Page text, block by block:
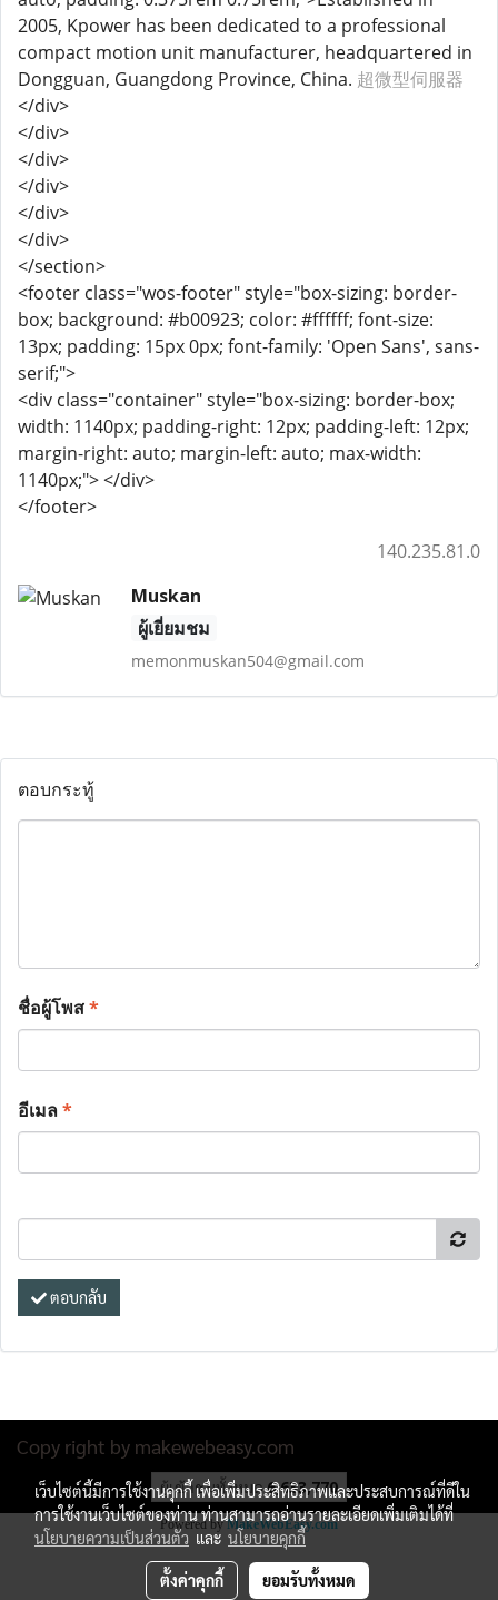
2005, Kpower has been dedicated to a professional
compact motion unit manufacturer, headquartered in
Dongguan, Guangdong Province, China. 超微型伺服器
</div>
</div>
</div>
</div>
</div>
</div>
</section>
<footer class="wos-footer" style="box-sizing: border-
box; background: #b00923; color: #ffffff; font-size:
13px; padding: 15px 0px; font-family: 'Open Sans', sans-
serif;">
<div class="container" style="box-sizing: border-box;
width: 1140px; padding-right: 12px; padding-left: 12px;
margin-right: auto; margin-left: auto; max-width:
1140px;"> </div>
</footer>
140.235.81.0
Muskan
ผู้เยี่ยมชม
memonmuskan504@gmail.com
ตอบกระทู้
ชื่อผู้โพส*
อีเมล*
ตอบกลับ
Copy right by makewebeasy.com
ผู้เข้าชมทั้งหมด 6,633,770
Powered byMakeWebEasy.com
เว็บไซต์นี้มีการใช้งานคุกกี้ เพื่อเพิ่มประสิทธิภาพและประสบการณ์ที่ดีใน
การใช้งานเว็บไซต์ของท่าน ท่านสามารถอ่านรายละเอียดเพิ่มเติมได้ที่
นโยบายความเป็นส่วนตัว และ นโยบายคุกกี้
ตั้งค่าคุกกี้ ยอมรับทั้งหมด